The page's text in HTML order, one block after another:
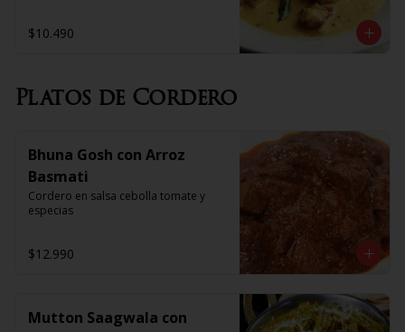
$10.490
Platos de Cordero
Bhuna Gosh con Arroz
Basmati
Cordero en salsa cebolla tomate y
especias
$12.990
Mutton Saagwala con